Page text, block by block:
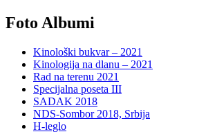
Foto Albumi
Kinološki bukvar – 2021
Kinologija na dlanu – 2021
Rad na terenu 2021
Specijalna poseta III
SADAK 2018
NDS-Sombor 2018, Srbija
H-leglo